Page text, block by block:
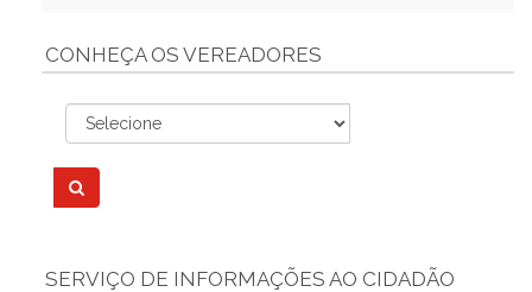
CONHEÇA OS VEREADORES
SERVIÇO DE INFORMAÇÕES AO CIDADÃO